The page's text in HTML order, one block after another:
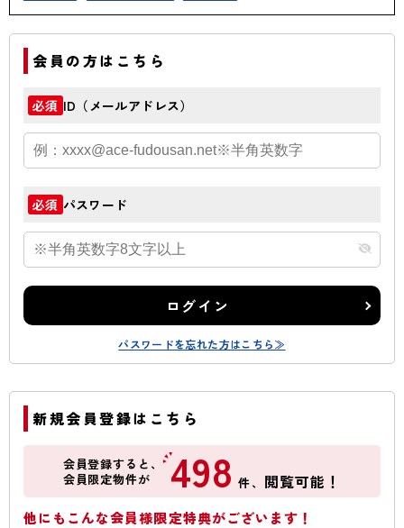
会員の方はこちら
必須 ID（メールアドレス）
必須 パスワード
ログイン
パスワードを忘れた方はこちら≫
新規会員登録はこちら
会員登録すると、
会員限定物件が
498 件、 閲覧可能！
他にもこんな会員様限定特典がございます！